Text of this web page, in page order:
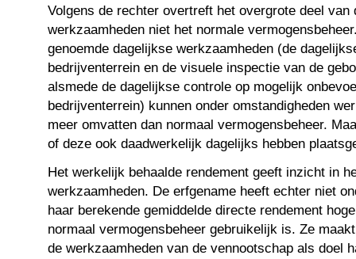
Volgens de rechter overtreft het overgrote deel van
werkzaamheden niet het normale
genoemde dagelijkse werkzaamheden (de
bedrijventerrein en de visuele inspectie van de
alsmede de dagelijkse controle op mogelijk
bedrijventerrein) kunnen onder omstandigheden
meer omvatten dan normaal vermogensbeheer.
of deze ook daadwerkelijk dagelijks hebben
Het werkelijk behaalde rendement geeft inzicht in
werkzaamheden. De erfgename heeft echter niet
haar berekende gemiddelde directe rendement
normaal vermogensbeheer gebruikelijk is. Ze
de werkzaamheden van de vennootschap als doel